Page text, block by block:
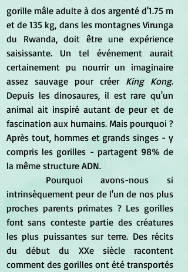
gorille mâle adulte à dos argenté d'1.75 m
et de 135 kg, dans les montagnes Virunga
du Rwanda, doit être une expérience
saisissante. Un tel événement aurait
certainement pu nourrir un imaginaire
assez sauvage pour créer King Kong.
Depuis les dinosaures, il est rare qu'un
animal ait inspiré autant de peur et de
fascination aux humains. Mais pourquoi ?
Après tout, hommes et grands singes - y
compris les gorilles - partagent 98% de
la même structure ADN.
intrinsèquement peur de l'un de nos plus
proches parents primates ? Les gorilles
font sans conteste partie des créatures
les plus puissantes sur terre. Des récits
du début du XXe siècle racontent
comment des gorilles ont été transportés